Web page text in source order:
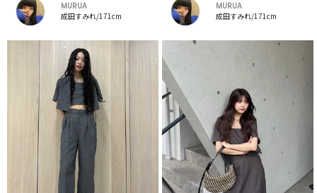
MURUA
成田すみれ/171cm
MURUA
成田すみれ/171cm